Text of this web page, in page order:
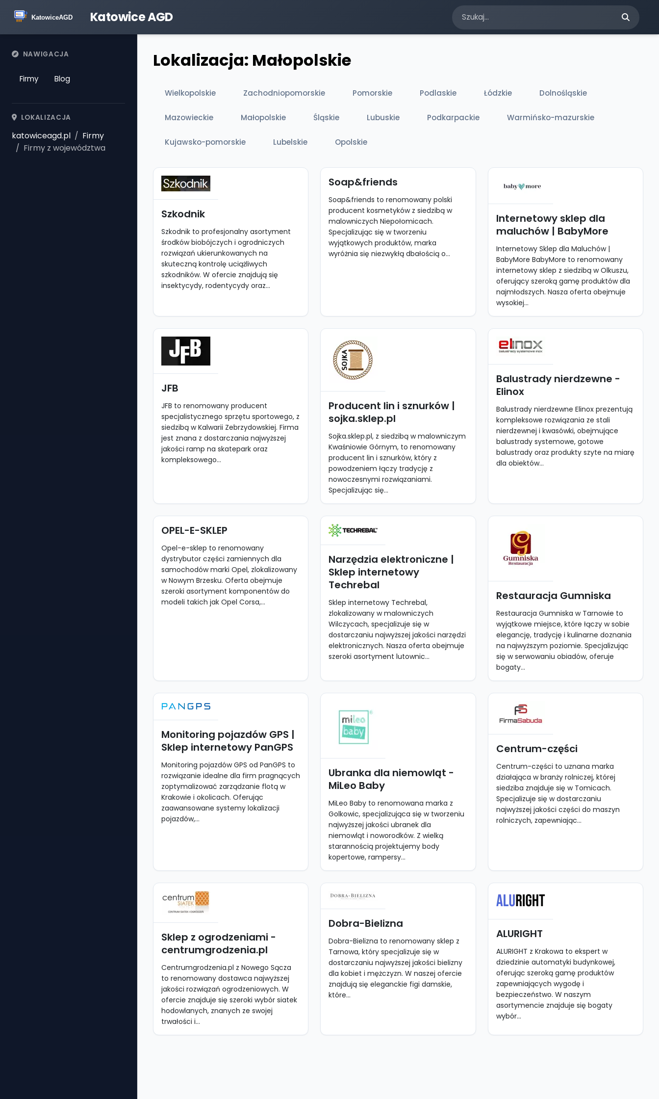
Katowice AGD
NAWIGACJA
Firmy Blog
LOKALIZACJA
katowiceagd.pl
Firmy
Firmy z województwa
Lokalizacja: Małopolskie
Wielkopolskie Zachodniopomorskie Pomorskie Podlaskie Łódzkie Dolnośląskie
Mazowieckie Małopolskie Śląskie Lubuskie Podkarpackie Warmińsko-mazurskie
Kujawsko-pomorskie Lubelskie Opolskie
Szkodnik
Szkodnik to profesjonalny asortyment
środków biobójczych i ogrodniczych
rozwiązań ukierunkowanych na
skuteczną kontrolę uciążliwych
szkodników. W ofercie znajdują się
insektycydy, rodentycydy oraz...
Soap&friends
Soap&friends to renomowany polski
producent kosmetyków z siedzibą w
malowniczych Niepołomicach.
Specjalizując się w tworzeniu
wyjątkowych produktów, marka
wyróżnia się niezwykłą dbałością o...
Internetowy sklep dla
maluchów | BabyMore
Internetowy Sklep dla Maluchów |
BabyMore BabyMore to renomowany
internetowy sklep z siedzibą w Olkuszu,
oferujący szeroką gamę produktów dla
najmłodszych. Nasza oferta obejmuje
wysokiej...
JFB
JFB to renomowany producent
specjalistycznego sprzętu sportowego, z
siedzibą w Kalwarii Zebrzydowskiej. Firma
jest znana z dostarczania najwyższej
jakości ramp na skatepark oraz
kompleksowego...
Producent lin i sznurków |
sojka.sklep.pl
Sojka.sklep.pl, z siedzibą w malowniczym
Kwaśniowie Górnym, to renomowany
producent lin i sznurków, który z
powodzeniem łączy tradycję z
nowoczesnymi rozwiązaniami.
Specjalizując się...
Balustrady nierdzewne -
Elinox
Balustrady nierdzewne Elinox prezentują
kompleksowe rozwiązania ze stali
nierdzewnej i kwasówki, obejmujące
balustrady systemowe, gotowe
balustrady oraz produkty szyte na miarę
dla obiektów...
OPEL-E-SKLEP
Opel-e-sklep to renomowany
dystrybutor części zamiennych dla
samochodów marki Opel, zlokalizowany
w Nowym Brzesku. Oferta obejmuje
szeroki asortyment komponentów do
modeli takich jak Opel Corsa,...
Narzędzia elektroniczne |
Sklep internetowy
Techrebal
Sklep internetowy Techrebal,
zlokalizowany w malowniczych
Wilczycach, specjalizuje się w
dostarczaniu najwyższej jakości narzędzi
elektronicznych. Nasza oferta obejmuje
szeroki asortyment lutownic...
Restauracja Gumniska
Restauracja Gumniska w Tarnowie to
wyjątkowe miejsce, które łączy w sobie
elegancję, tradycję i kulinarne doznania
na najwyższym poziomie. Specjalizując
się w serwowaniu obiadów, oferuje
bogaty...
Monitoring pojazdów GPS |
Sklep internetowy PanGPS
Monitoring pojazdów GPS od PanGPS to
rozwiązanie idealne dla firm pragnących
zoptymalizować zarządzanie flotą w
Krakowie i okolicach. Oferując
zaawansowane systemy lokalizacji
pojazdów,...
Ubranka dla niemowląt -
MiLeo Baby
MiLeo Baby to renomowana marka z
Golkowic, specjalizująca się w tworzeniu
najwyższej jakości ubranek dla
niemowląt i noworodków. Z wielką
starannością projektujemy body
kopertowe, rampersy...
Centrum-części
Centrum-części to uznana marka
działająca w branży rolniczej, której
siedziba znajduje się w Tomicach.
Specjalizuje się w dostarczaniu
najwyższej jakości części do maszyn
rolniczych, zapewniając...
Sklep z ogrodzeniami -
centrumgrodzenia.pl
Centrumgrodzenia.pl z Nowego Sącza
to renomowany dostawca najwyższej
jakości rozwiązań ogrodzeniowych. W
ofercie znajduje się szeroki wybór siatek
hodowlanych, znanych ze swojej
trwałości i...
Dobra-Bielizna
Dobra-Bielizna to renomowany sklep z
Tarnowa, który specjalizuje się w
dostarczaniu najwyższej jakości bielizny
dla kobiet i mężczyzn. W naszej ofercie
znajdują się eleganckie figi damskie,
które...
ALURIGHT
ALURIGHT z Krakowa to ekspert w
dziedzinie automatyki budynkowej,
oferując szeroką gamę produktów
zapewniających wygodę i
bezpieczeństwo. W naszym
asortymencie znajduje się bogaty
wybór...